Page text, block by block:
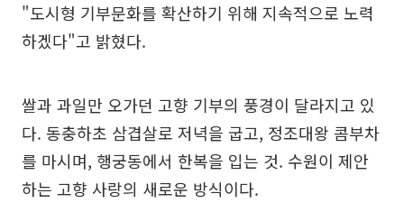
"도시형 기부문화를 확산하기 위해 지속적으로 노력
하겠다"고 밝혔다.
쌀과 과일만 오가던 고향 기부의 풍경이 달라지고 있
다. 동충하초 삼겹살로 저녁을 굽고, 정조대왕 콤부차
를 마시며, 행궁동에서 한복을 입는 것. 수원이 제안
하는 고향 사랑의 새로운 방식이다.